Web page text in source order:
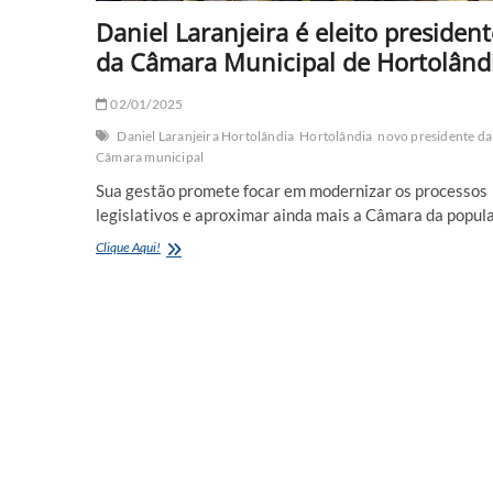
Daniel Laranjeira é eleito
da Câmara Municipal de
02/01/2025
Daniel Laranjeira Hortolândia Hortolândia novo presidente da
Câmara municipal
Sua gestão promete focar em modernizar os processos
legislativos e aproximar ainda mais a Câmara da
Clique Aqui! Daniel